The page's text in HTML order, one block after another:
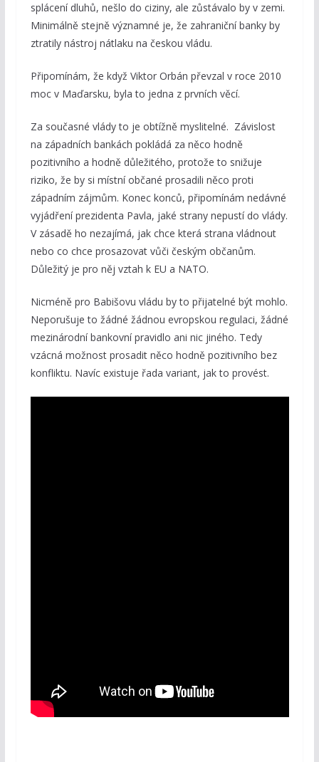
splácení dluhů, nešlo do ciziny, ale zůstávalo by v zemi.
Minimálně stejně významné je, že zahraniční banky by
ztratily nástroj nátlaku na českou vládu.
Připomínám, že když Viktor Orbán převzal v roce 2010
moc v Maďarsku, byla to jedna z prvních věcí.
Za současné vlády to je obtížně myslitelné. Závislost
na západních bankách pokládá za něco hodně
pozitivního a hodně důležitého, protože to snižuje
riziko, že by si místní občané prosadili něco proti
západním zájmům. Konec konců, připomínám nedávné
vyjádření prezidenta Pavla, jaké strany nepustí do vlády.
V zásadě ho nezajímá, jak chce která strana vládnout
nebo co chce prosazovat vůči českým občanům.
Důležitý je pro něj vztah k EU a NATO.
Nicméně pro Babišovu vládu by to přijatelné být mohlo.
Neporušuje to žádné žádnou evropskou regulaci, žádné
mezinárodní bankovní pravidlo ani nic jiného. Tedy
vzácná možnost prosadit něco hodně pozitivního bez
konfliktu. Navíc existuje řada variant, jak to provést.